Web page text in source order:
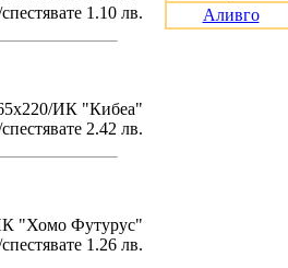
1.10 лв.
ИК "Кибеа"
2.42 лв.
"Хомо Футурус"
1.26 лв.
Аливго